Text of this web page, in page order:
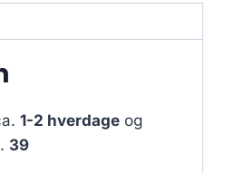
1-2 hverdage og
39